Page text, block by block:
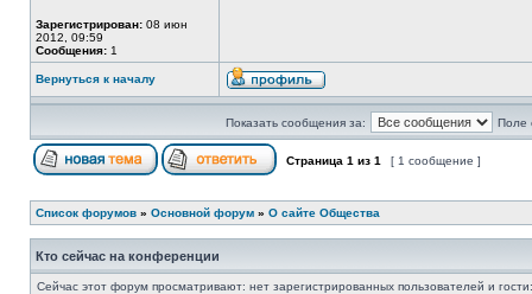
Зарегистрирован: 08 июн
2012, 09:59
Сообщения: 1
Вернуться к началу
Показать сообщения за: Поле
Страница 1 из 1 [ 1 сообщение ]
Список форумов » Основной форум » О сайте Общества
Кто сейчас на конференции
Сейчас этот форум просматривают: нет зарегистрированных пользователей и